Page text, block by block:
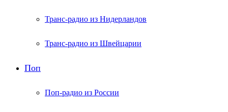
Транс-радио из Нидерландов
Транс-радио из Швейцарии
Поп
Поп-радио из России